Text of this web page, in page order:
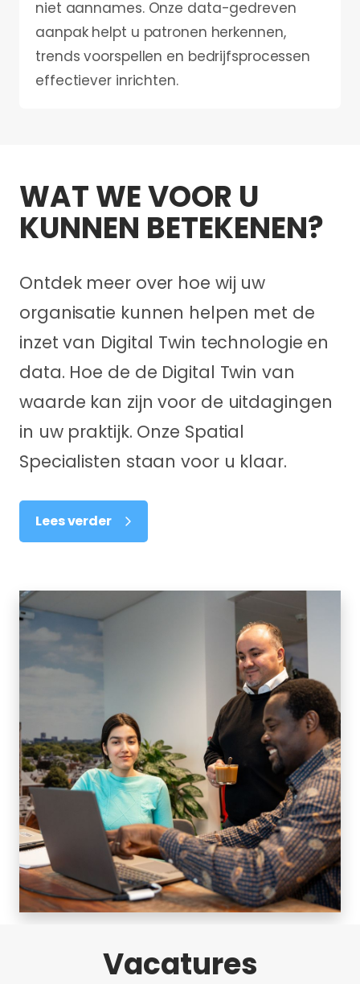
niet aannames. Onze data-gedreven
aanpak helpt u patronen herkennen,
trends voorspellen en bedrijfsprocessen
effectiever inrichten.
WAT WE VOOR U
KUNNEN BETEKENEN?
Ontdek meer over hoe wij uw
organisatie kunnen helpen met de
inzet van Digital Twin technologie en
data. Hoe de de Digital Twin van
waarde kan zijn voor de uitdagingen
in uw praktijk. Onze Spatial
Specialisten staan voor u klaar.
Lees verder
Vacatures